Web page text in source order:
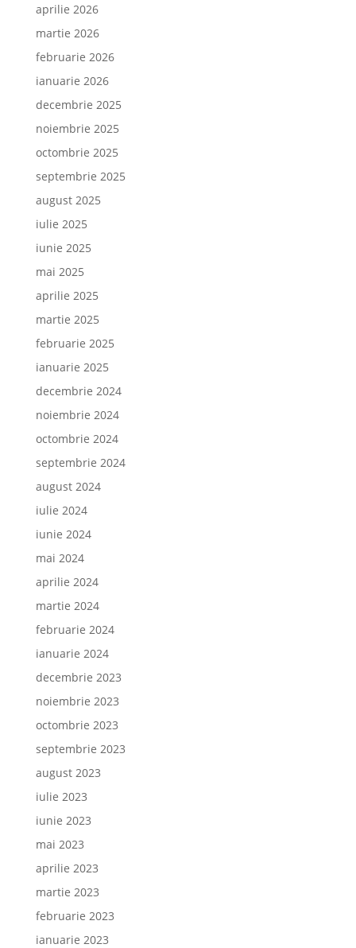
aprilie 2026
martie 2026
februarie 2026
ianuarie 2026
decembrie 2025
noiembrie 2025
octombrie 2025
septembrie 2025
august 2025
iulie 2025
iunie 2025
mai 2025
aprilie 2025
martie 2025
februarie 2025
ianuarie 2025
decembrie 2024
noiembrie 2024
octombrie 2024
septembrie 2024
august 2024
iulie 2024
iunie 2024
mai 2024
aprilie 2024
martie 2024
februarie 2024
ianuarie 2024
decembrie 2023
noiembrie 2023
octombrie 2023
septembrie 2023
august 2023
iulie 2023
iunie 2023
mai 2023
aprilie 2023
martie 2023
februarie 2023
ianuarie 2023